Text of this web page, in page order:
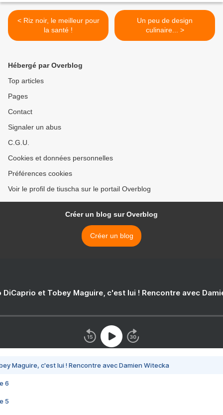
< Riz noir, le meilleur pour
la santé !
Un peu de design
culinaire... >
Hébergé par Overblog
Top articles
Pages
Contact
Signaler un abus
C.G.U.
Cookies et données personnelles
Préférences cookies
Voir le profil de tiuscha sur le portail Overblog
Créer un blog sur Overblog
Créer un blog
DiCaprio et Tobey Maguire, c'est lui ! Rencontre avec
Maguire, c'est lui ! Rencontre avec Damien Witecka
6
5